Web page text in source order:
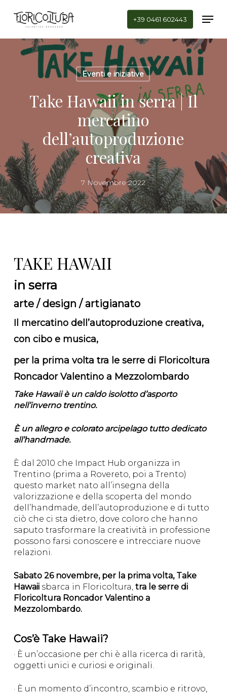
content
+39 0461 602443
Eventi e iniziative
Take Hawaii in serra | Il
mercatino
dell’autoproduzione
creativa
7 Novembre 2022
TAKE HAWAII
in serra
arte / design / artigianato
Il mercatino dell’autoproduzione creativa,
con cibo e musica,
per la prima volta tra le serre di Floricoltura
Roncador Valentino a Mezzolombardo
Take Hawaii è un caldo isolotto d’asporto
nell’inverno trentino.
È un allegro e colorato arcipelago tutto dedicato
all’handmade.
È dal 2010 che Impact Hub organizza in
Trentino (prima a Rovereto, poi a Trento)
questo market nato all’insegna della
valorizzazione e della scoperta del mondo
dell’handmade, dell’autoproduzione e di tutto
ciò che ci sta dietro, dove coloro che hanno
saputo trasformare la creatività in professione
possono farsi conoscere e intrecciare nuove
relazioni.
Sabato 26 novembre, per la prima volta, Take
Hawaiisbarca in Floricoltura, tra le serre di
Floricoltura Roncador Valentino a
Mezzolombardo.
Cos’è Take Hawaii?
· È un’occasione per chi è alla ricerca di rarità,
oggetti unici e curiosi e originali.
· È un momento d’incontro, scambio e ritrovo,
Menu